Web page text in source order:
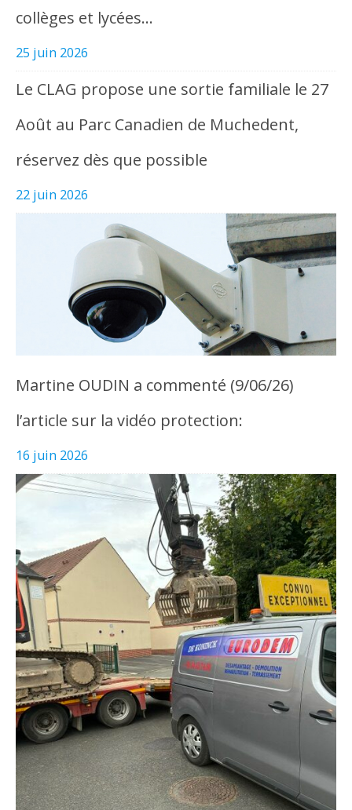
collèges et lycées…
25 juin 2026
Le CLAG propose une sortie familiale le 27
Août au Parc Canadien de Muchedent,
réservez dès que possible
22 juin 2026
Martine OUDIN a commenté (9/06/26)
l’article sur la vidéo protection:
16 juin 2026